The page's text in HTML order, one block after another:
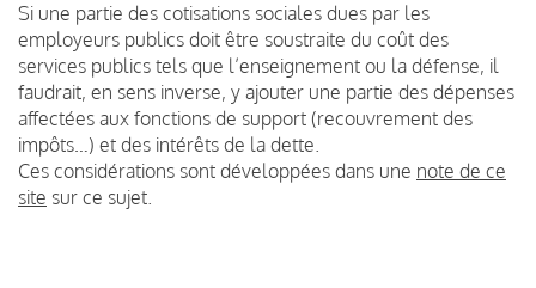
Si une partie des cotisations sociales dues par les
employeurs publics doit être soustraite du coût des
services publics tels que l’enseignement ou la défense, il
faudrait, en sens inverse, y ajouter une partie des dépenses
affectées aux fonctions de support (recouvrement des
impôts…) et des intérêts de la dette.
Ces considérations sont développées dans une note de ce
site sur ce sujet.